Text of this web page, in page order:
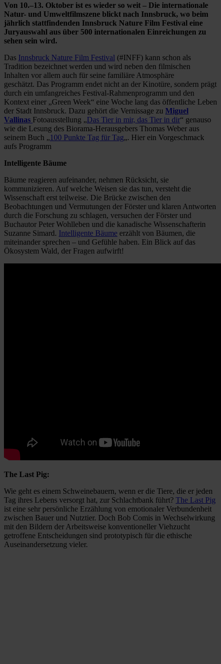
Von 10.–13. Oktober ist es wieder so weit – Die internationale
Natur- und Umweltfilmszene blickt nach Innsbruck, wo beim
jährlich stattfindenden Innsbruck Nature Film Festival eine
Juryauswahl aus über 500 internationalen Einreichungen zu
sehen sein wird.
Das Innsbruck Nature Film Festival (#INFF) kann schon als
Tradition bezeichnet werden und wird neben den filmischen
Inhalten vor allem auch für seine familiäre Atmosphäre
geschätzt. Das Programm endet nicht an der Kinotüre, sondern prägt
durch ein umfangreiches Festival-Rahmenprogramm und den
Kontext einer „Green Week“ eine Woche lang das öffentliche Leben
der Stadt Innsbruck. Dazu gehört die Vernissage zu Miguel
Vallinas Fotoausstellung „Das Tier in mir, das Tier in dir“ genauso
wie die Lesung des Biorama-Herausgebers Thomas Weber aus
seinem Buch „100 Punkte Tag für Tag„. Hier ein Vorgeschmack
aufs Programm
Intelligente Bäume
Bäume reagieren aufeinander, nehmen Rücksicht, sie
kommunizieren. Auf welche Weisen sie das tun, versteht die
Wissenschaft erst teilweise. Die Brücke zwischen den
Beobachtungen und Vermutungen der Förster und klaren Antworten
durch die Forschung zu schlagen, versuchen der Förster und
Buchautor Peter Wohlleben und die kanadische Wissenschafterin
Suzanne Simard. Intelligente Bäume erzählt von Bäumen, die
miteinander sprechen – und Gefühle haben. Ein Blick auf das
Ökosystem Wald, der Fragen aufwirft!
The Last Pig:
Wie geht es einem Schweinebauern, wenn er die Tiere, die er jeden
Tag ihres Lebens versorgt hat, zur Schlachtbank führt? The Last Pig
ist eine sehr persönliche Erzählung von emotionaler Verbundenheit
zwischen Bauer und Nutztier. Doch Bob Comis in Wechselwirkung
mit den Bildern der Arbeitsweise konventioneller Viehzucht
getroffene Entscheidungen sind prototypisch für die ethische
Auseinandersetzung vieler.